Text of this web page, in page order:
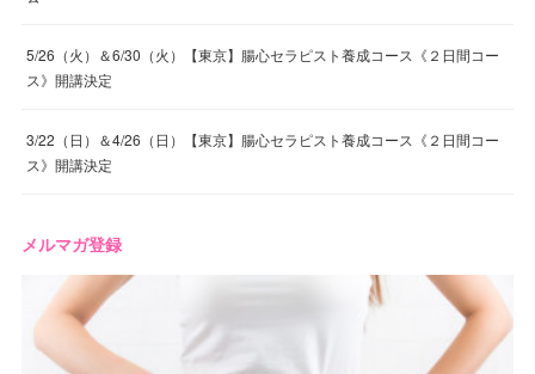
5/26（火）＆6/30（火）【東京】腸心セラピスト養成コース《２日間コー
ス》開講決定
3/22（日）＆4/26（日）【東京】腸心セラピスト養成コース《２日間コー
ス》開講決定
メルマガ登録